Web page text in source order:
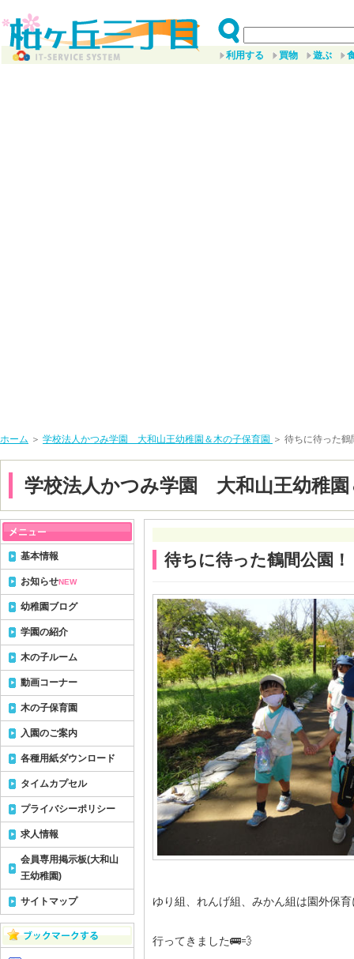
利用する 買物 遊ぶ
ホーム ＞ 学校法人かつみ学園 大和山王幼稚園＆木の子保育園 ＞ 待ちに待った
学校法人かつみ学園 大和山王幼稚園
待ちに待った鶴間公園！
ゆり組、れんげ組、みかん組は園外保育
行ってきました🚌💨
基本情報
お知らせNEW
幼稚園ブログ
学園の紹介
木の子ルーム
動画コーナー
木の子保育園
入園のご案内
各種用紙ダウンロード
タイムカプセル
プライバシーポリシー
求人情報
会員専用掲示板(大和山
王幼稚園)
サイトマップ